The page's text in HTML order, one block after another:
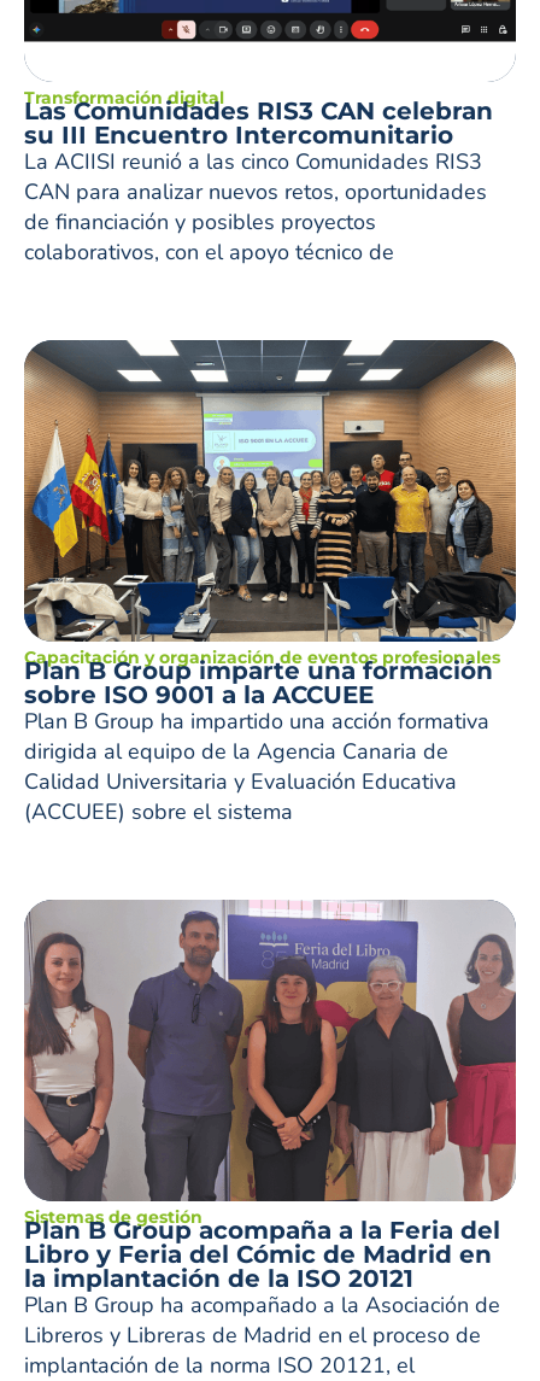
Transformación digital
Las Comunidades RIS3 CAN celebran
su III Encuentro Intercomunitario
La ACIISI reunió a las cinco Comunidades RIS3
CAN para analizar nuevos retos, oportunidades
de financiación y posibles proyectos
colaborativos, con el apoyo técnico de
Capacitación y organización de eventos profesionales
Plan B Group imparte una formación
sobre ISO 9001 a la ACCUEE
Plan B Group ha impartido una acción formativa
dirigida al equipo de la Agencia Canaria de
Calidad Universitaria y Evaluación Educativa
(ACCUEE) sobre el sistema
Sistemas de gestión
Plan B Group acompaña a la Feria del
Libro y Feria del Cómic de Madrid en
la implantación de la ISO 20121
Plan B Group ha acompañado a la Asociación de
Libreros y Libreras de Madrid en el proceso de
implantación de la norma ISO 20121, el